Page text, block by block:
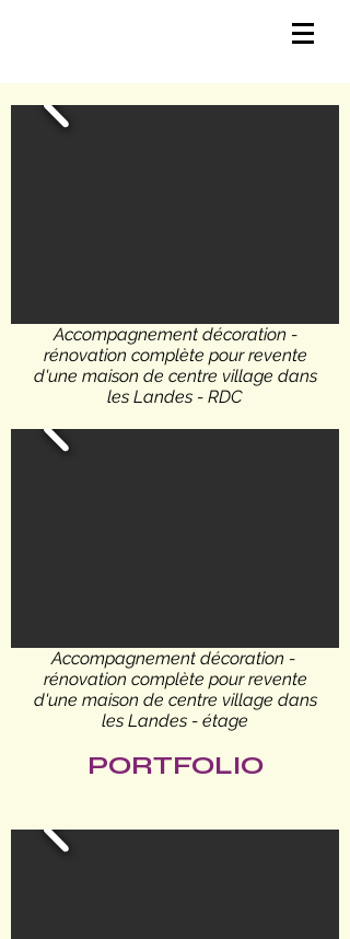
Accompagnement décoration -
rénovation complète pour revente
d'une maison de centre village dans
les Landes - RDC
Accompagnement décoration -
rénovation complète pour revente
d'une maison de centre village dans
les Landes - étage
PORTFOLIO